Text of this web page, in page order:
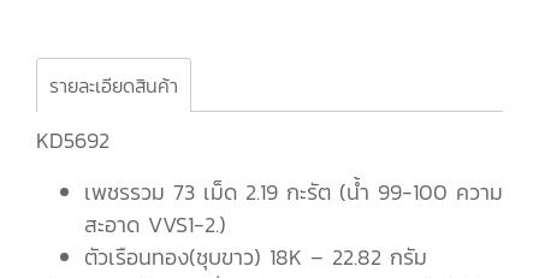
รายละเอียดสินค้า
KD5692
เพชรรวม 73 เม็ด 2.19 กะรัต (น้ำ 99-100 ความ
สะอาด VVS1-2.)
ตัวเรือนทอง(ชุบขาว) 18K – 22.82 กรัม